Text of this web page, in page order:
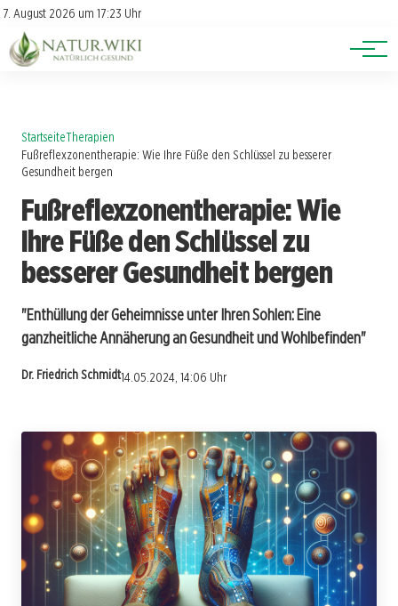
7. August 2026 um 17:23 Uhr
Account
Newsletter
Lexikon
Themen
StartseiteTherapien
Fußreflexzonentherapie: Wie Ihre Füße den Schlüssel zu besserer
Gesundheit bergen
Fußreflexzonentherapie: Wie
Ihre Füße den Schlüssel zu
besserer Gesundheit bergen
"Enthüllung der Geheimnisse unter Ihren Sohlen: Eine
ganzheitliche Annäherung an Gesundheit und Wohlbefinden"
Dr. Friedrich Schmidt14.05.2024, 14:06 Uhr